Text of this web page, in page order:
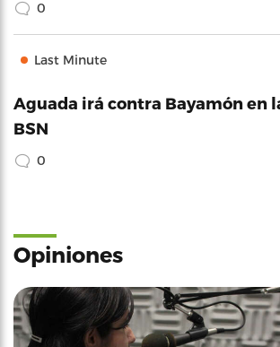
0
Last Minute
Aguada irá contra Bayamón en
BSN
0
Opiniones